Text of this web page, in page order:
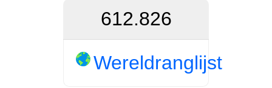
612.826
Wereldranglijst